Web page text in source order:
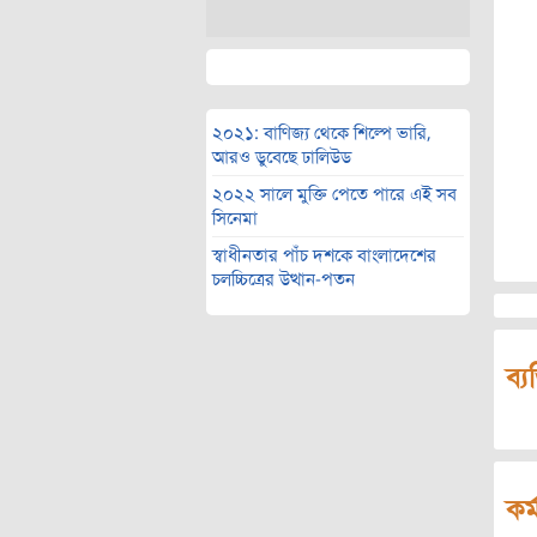
২০২১: বাণিজ্য থেকে শিল্পে ভারি,
আরও ডুবেছে ঢালিউড
২০২২ সালে মুক্তি পেতে পারে এই সব
সিনেমা
স্বাধীনতার পাঁচ দশকে বাংলাদেশের
চলচ্চিত্রের উত্থান-পতন